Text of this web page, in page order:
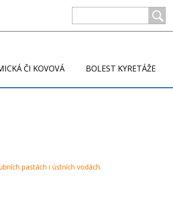
ČI KOVOVÁ BOLEST KYRETÁŽE
pastách i ústních vodách.